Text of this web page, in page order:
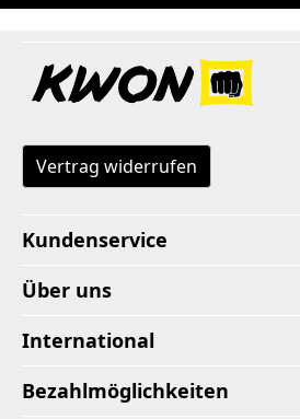
Vertrag widerrufen
Kundenservice
Über uns
International
Bezahlmöglichkeiten